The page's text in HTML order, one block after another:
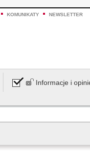
KOMUNIKATY NEWSLETTER
Informacje i